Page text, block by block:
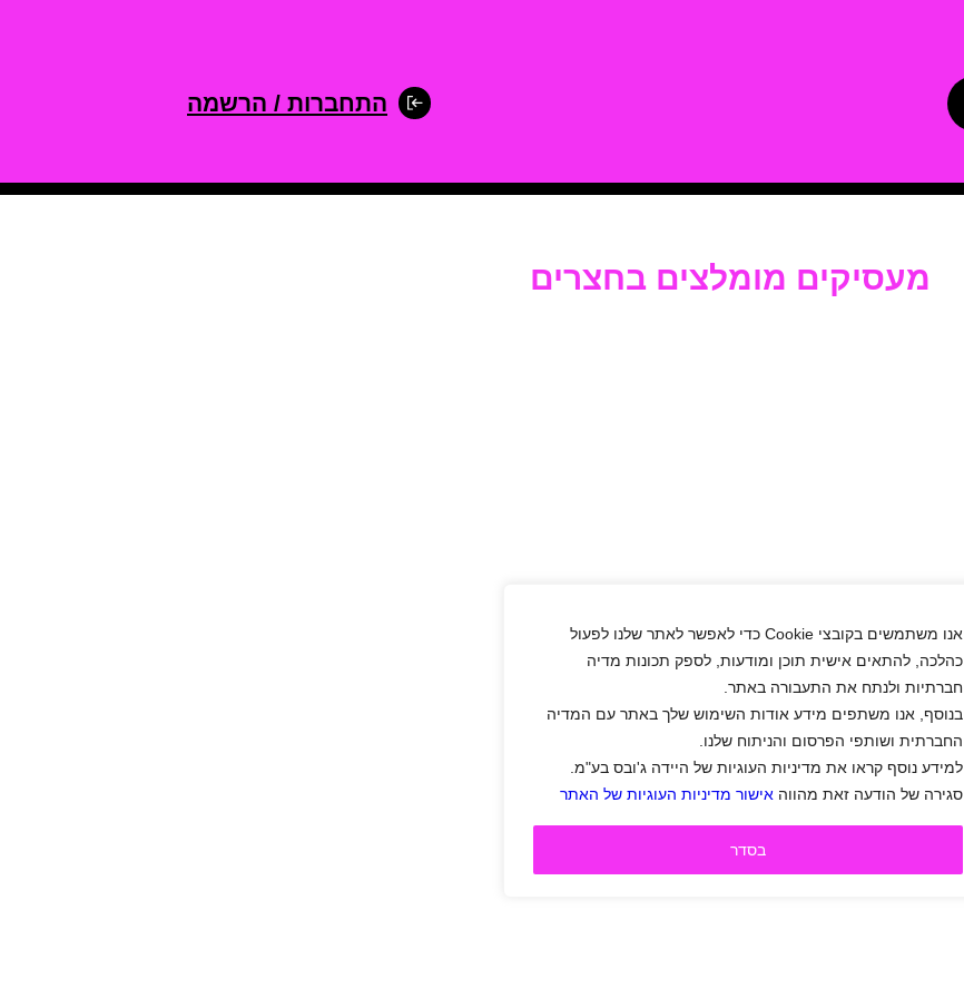
אנו משתמשים בקובצי Cookie כדי לאפשר לאתר שלנו לפעול
כהלכה, להתאים אישית תוכן ומודעות, לספק תכונות מדיה
חברתיות ולנתח את התעבורה באתר.
בנוסף, אנו משתפים מידע אודות השימוש שלך באתר עם המדיה
החברתית ושותפי הפרסום והניתוח שלנו.
למידע נוסף קראו את מדיניות העוגיות של היידה ג'ובס בע"מ.
סגירה של הודעה זאת מהווה אישור מדיניות העוגיות של האתר
בסדר
התחברות / הרשמה
מעסיקים מומלצים בחצרים